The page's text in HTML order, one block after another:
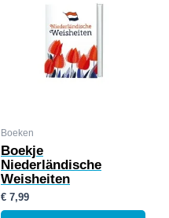
Boeken
Boekje
Niederländische
Weisheiten
€ 7,99